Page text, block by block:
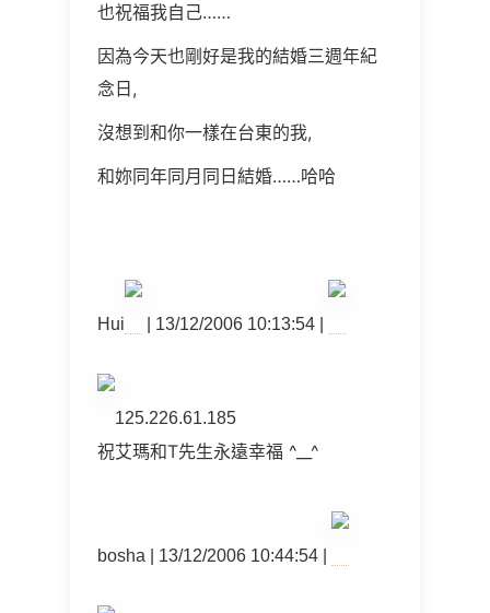
也祝福我自己……
因為今天也剛好是我的結婚三週年紀
念日,
沒想到和你一樣在台東的我,
和妳同年同月同日結婚……哈哈
Hui | 13/12/2006 10:13:54 |
125.226.61.185
祝艾瑪和T先生永遠幸福 ^__^
bosha | 13/12/2006 10:44:54 |